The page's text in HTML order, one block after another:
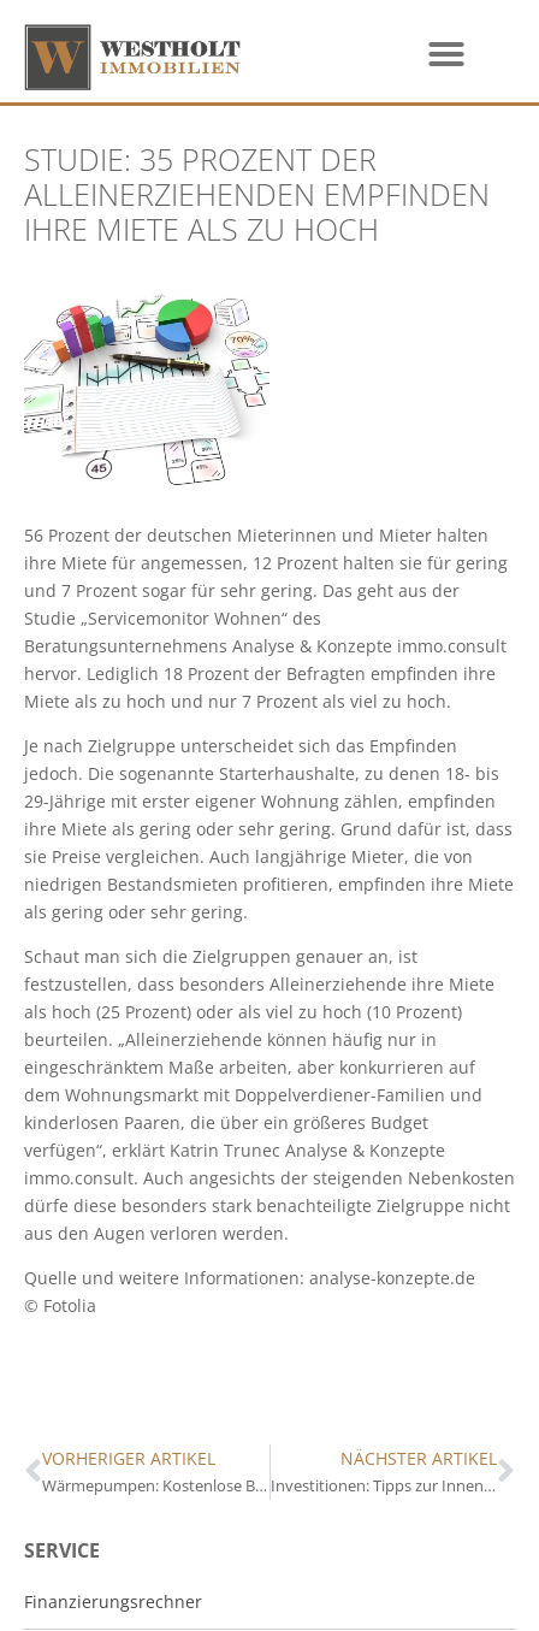
SERVICE
Finanzierungsrechner
STUDIE: 35 PROZENT DER
ALLEINERZIEHENDEN EMPFINDEN
IHRE MIETE ALS ZU HOCH
56 Prozent der deutschen Mieterinnen und Mieter halten
ihre Miete für angemessen, 12 Prozent halten sie für gering
und 7 Prozent sogar für sehr gering. Das geht aus der
Studie „Servicemonitor Wohnen“ des
Beratungsunternehmens Analyse & Konzepte immo.consult
hervor. Lediglich 18 Prozent der Befragten empfinden ihre
Miete als zu hoch und nur 7 Prozent als viel zu hoch.
Je nach Zielgruppe unterscheidet sich das Empfinden
jedoch. Die sogenannte Starterhaushalte, zu denen 18- bis
29-Jährige mit erster eigener Wohnung zählen, empfinden
ihre Miete als gering oder sehr gering. Grund dafür ist, dass
sie Preise vergleichen. Auch langjährige Mieter, die von
niedrigen Bestandsmieten profitieren, empfinden ihre Miete
als gering oder sehr gering.
Schaut man sich die Zielgruppen genauer an, ist
festzustellen, dass besonders Alleinerziehende ihre Miete
als hoch (25 Prozent) oder als viel zu hoch (10 Prozent)
beurteilen. „Alleinerziehende können häufig nur in
eingeschränktem Maße arbeiten, aber konkurrieren auf
dem Wohnungsmarkt mit Doppelverdiener-Familien und
kinderlosen Paaren, die über ein größeres Budget
verfügen“, erklärt Katrin Trunec Analyse & Konzepte
immo.consult. Auch angesichts der steigenden Nebenkosten
dürfe diese besonders stark benachteiligte Zielgruppe nicht
aus den Augen verloren werden.
Quelle und weitere Informationen: analyse-konzepte.de
© Fotolia
VORHERIGER ARTIKEL
Wärmepumpen: Kostenlose Broschüre mit Tipps erhältlich
NÄCHSTER ARTIKEL
Investitionen: Tipps zur Innenraumgestaltung